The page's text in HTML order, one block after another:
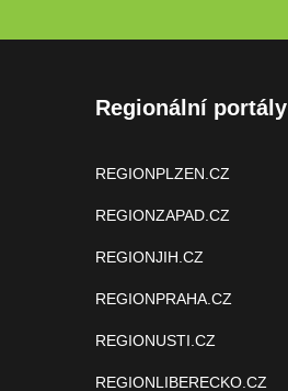
Regionální portály
REGIONPLZEN.CZ
REGIONZAPAD.CZ
REGIONJIH.CZ
REGIONPRAHA.CZ
REGIONUSTI.CZ
REGIONLIBERECKO.CZ